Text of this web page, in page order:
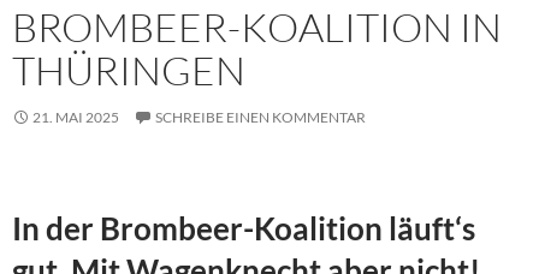
BROMBEER-KOALITION IN
THÜRINGEN
21. MAI 2025 SCHREIBE EINEN KOMMENTAR
In der Brombeer-Koalition läuft‘s